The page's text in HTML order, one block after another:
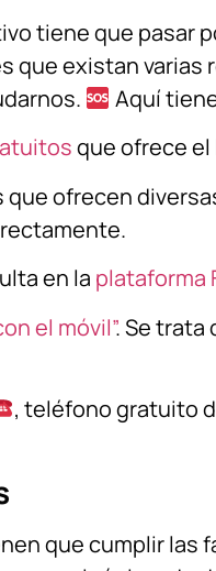
tiene que pasar
que existan
Aquí
que ofrece
ofrecen
en la plataforma
el móvil”. Se trata
, teléfono gratuito
que cumplir las